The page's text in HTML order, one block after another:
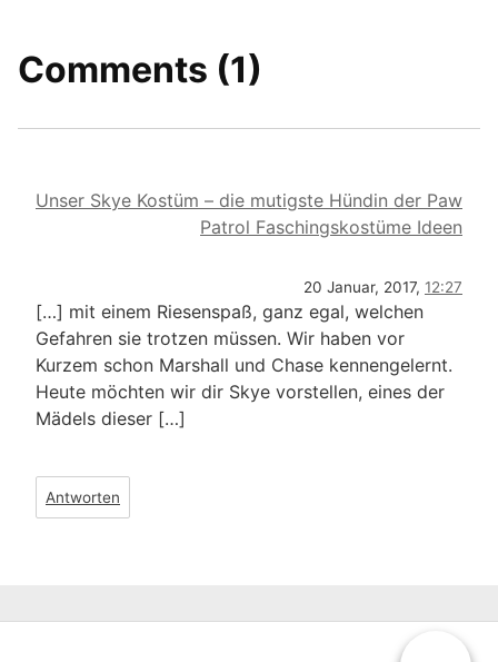
Comments (1)
Unser Skye Kostüm – die mutigste Hündin der Paw
Patrol Faschingskostüme Ideen
20 Januar, 2017, 12:27
[…] mit einem Riesenspaß, ganz egal, welchen
Gefahren sie trotzen müssen. Wir haben vor
Kurzem schon Marshall und Chase kennengelernt.
Heute möchten wir dir Skye vorstellen, eines der
Mädels dieser […]
Antworten